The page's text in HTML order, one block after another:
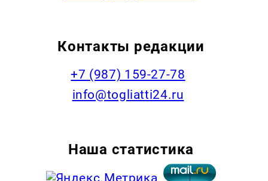
Контакты редакции
+7 (987) 159-27-78
info@togliatti24.ru
Наша статистика